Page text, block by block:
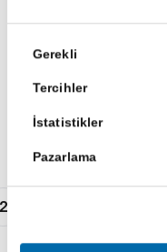
Seçimi
Gerekli
Tercihler
İstatistikler
Pazarlama
ABD Borsalarından
Haberler | 31
Temmuz